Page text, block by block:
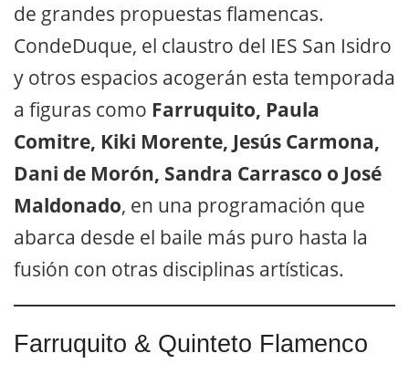
de grandes propuestas flamencas.
CondeDuque, el claustro del IES San Isidro
y otros espacios acogerán esta temporada
a figuras como Farruquito, Paula
Comitre, Kiki Morente, Jesús Carmona,
Dani de Morón, Sandra Carrasco o José
Maldonado, en una programación que
abarca desde el baile más puro hasta la
fusión con otras disciplinas artísticas.
Farruquito & Quinteto Flamenco